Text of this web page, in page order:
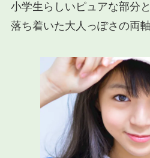
小学生らしいピュアな部分
落ち着いた大人っぽさの両